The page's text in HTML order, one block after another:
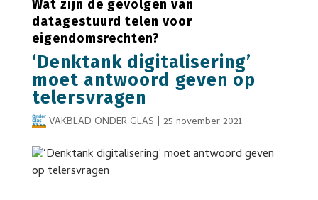
Wat zijn de gevolgen van
datagestuurd telen voor
eigendomsrechten?
‘Denktank digitalisering’
moet antwoord geven op
telersvragen
VAKBLAD ONDER GLAS | 25 november 2021